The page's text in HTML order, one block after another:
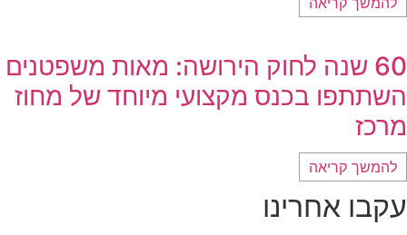
60 שנה לחוק הירושה: מאות משפטנים
השתתפו בכנס מקצועי מיוחד של מחוז
מרכז
להמשך קריאה
עקבו אחרינו